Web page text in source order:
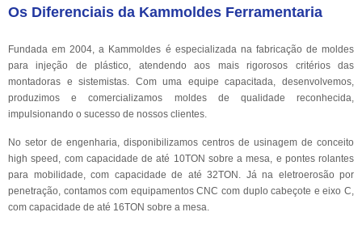
Os Diferenciais da Kammoldes Ferramentaria
Fundada em 2004, a Kammoldes é especializada na fabricação de moldes
para injeção de plástico, atendendo aos mais rigorosos critérios das
montadoras e sistemistas. Com uma equipe capacitada, desenvolvemos,
produzimos e comercializamos moldes de qualidade reconhecida,
impulsionando o sucesso de nossos clientes.
No setor de engenharia, disponibilizamos centros de usinagem de conceito
high speed, com capacidade de até 10TON sobre a mesa, e pontes rolantes
para mobilidade, com capacidade de até 32TON. Já na eletroerosão por
penetração, contamos com equipamentos CNC com duplo cabeçote e eixo C,
com capacidade de até 16TON sobre a mesa.